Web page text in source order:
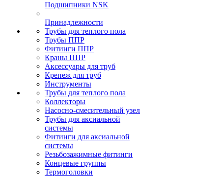
Подшипники NSK
Принадлежности
Трубы для теплого пола
Трубы ППР
Фитинги ППР
Краны ППР
Аксессуары для труб
Крепеж для труб
Инструменты
Трубы для теплого пола
Коллекторы
Насосно-смесительный узел
Трубы для аксиальной
системы
Фитинги для аксиальной
системы
Резьбозажимные фитинги
Концевые группы
Термоголовки